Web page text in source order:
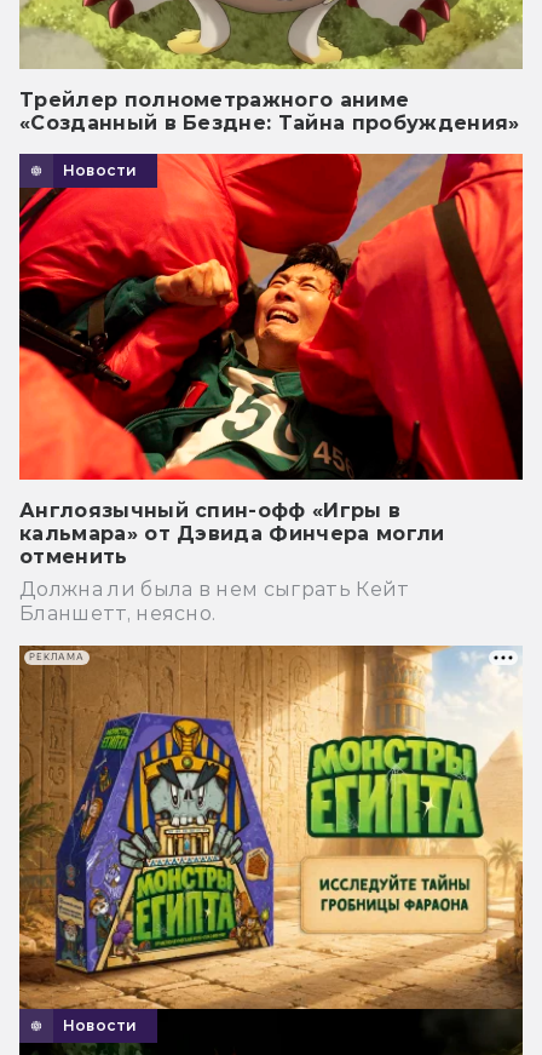
Трейлер полнометражного аниме
«Созданный в Бездне: Тайна пробуждения»
Новости
Англоязычный спин-офф «Игры в
кальмара» от Дэвида Финчера могли
отменить
Должна ли была в нем сыграть Кейт
Бланшетт, неясно.
Новости
РЕКЛАМА